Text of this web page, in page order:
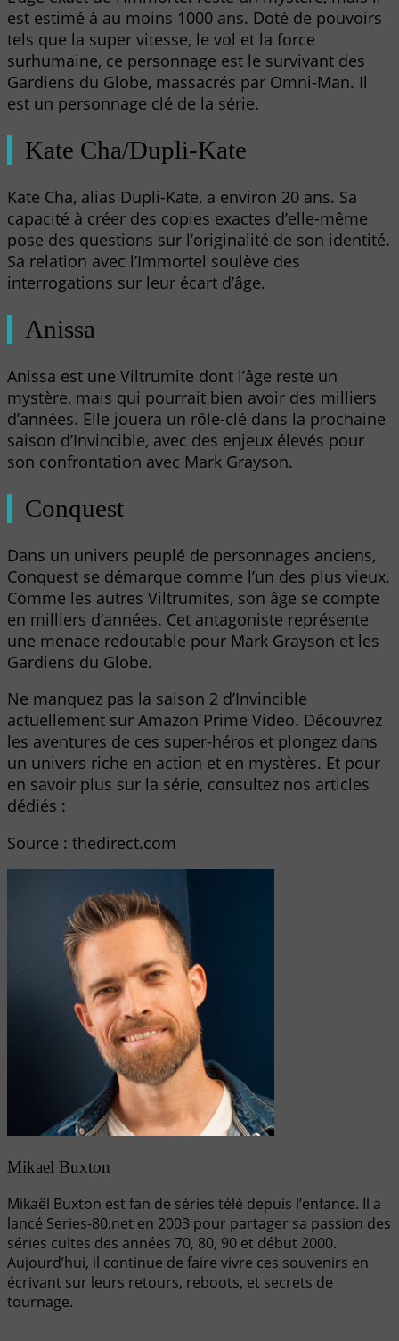
est estimé à au moins 1000 ans. Doté de pouvoirs
tels que la super vitesse, le vol et la force
surhumaine, ce personnage est le survivant des
Gardiens du Globe, massacrés par Omni-Man. Il
est un personnage clé de la série.
Kate Cha/Dupli-Kate
Kate Cha, alias Dupli-Kate, a environ 20 ans. Sa
capacité à créer des copies exactes d’elle-même
pose des questions sur l’originalité de son identité.
Sa relation avec l’Immortel soulève des
interrogations sur leur écart d’âge.
Anissa
Anissa est une Viltrumite dont l’âge reste un
mystère, mais qui pourrait bien avoir des milliers
d’années. Elle jouera un rôle-clé dans la prochaine
saison d’Invincible, avec des enjeux élevés pour
son confrontation avec Mark Grayson.
Conquest
Dans un univers peuplé de personnages anciens,
Conquest se démarque comme l’un des plus vieux.
Comme les autres Viltrumites, son âge se compte
en milliers d’années. Cet antagoniste représente
une menace redoutable pour Mark Grayson et les
Gardiens du Globe.
Ne manquez pas la saison 2 d’Invincible
actuellement sur Amazon Prime Video. Découvrez
les aventures de ces super-héros et plongez dans
un univers riche en action et en mystères. Et pour
en savoir plus sur la série, consultez nos articles
dédiés :
Source : thedirect.com
Mikael Buxton
Mikaël Buxton est fan de séries télé depuis l’enfance. Il a
lancé Series-80.net en 2003 pour partager sa passion des
séries cultes des années 70, 80, 90 et début 2000.
Aujourd’hui, il continue de faire vivre ces souvenirs en
écrivant sur leurs retours, reboots, et secrets de
tournage.